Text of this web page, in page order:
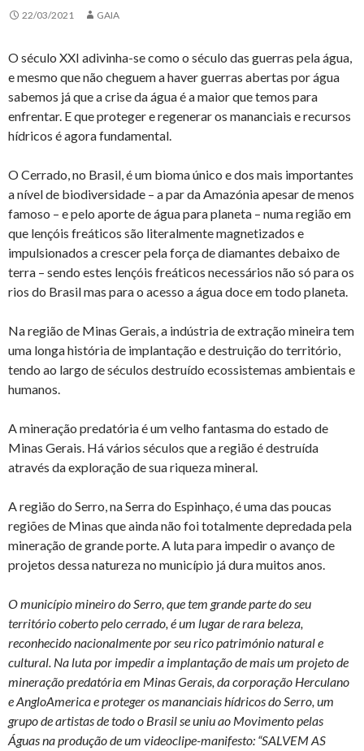
22/03/2021 GAIA
O século XXI adivinha-se como o século das guerras pela água,
e mesmo que não cheguem a haver guerras abertas por água
sabemos já que a crise da água é a maior que temos para
enfrentar. E que proteger e regenerar os mananciais e recursos
hídricos é agora fundamental.
O Cerrado, no Brasil, é um bioma único e dos mais importantes
a nível de biodiversidade – a par da Amazónia apesar de menos
famoso – e pelo aporte de água para planeta – numa região em
que lençóis freáticos são literalmente magnetizados e
impulsionados a crescer pela força de diamantes debaixo de
terra – sendo estes lençóis freáticos necessários não só para os
rios do Brasil mas para o acesso a água doce em todo planeta.
Na região de Minas Gerais, a indústria de extração mineira tem
uma longa história de implantação e destruição do território,
tendo ao largo de séculos destruído ecossistemas ambientais e
humanos.
A mineração predatória é um velho fantasma do estado de
Minas Gerais. Há vários séculos que a região é destruída
através da exploração de sua riqueza mineral.
A região do Serro, na Serra do Espinhaço, é uma das poucas
regiões de Minas que ainda não foi totalmente depredada pela
mineração de grande porte. A luta para impedir o avanço de
projetos dessa natureza no município já dura muitos anos.
O município mineiro do Serro, que tem grande parte do seu
território coberto pelo cerrado, é um lugar de rara beleza,
reconhecido nacionalmente por seu rico património natural e
cultural. Na luta por impedir a implantação de mais um projeto de
mineração predatória em Minas Gerais, da corporação Herculano
e AngloAmerica e proteger os mananciais hídricos do Serro, um
grupo de artistas de todo o Brasil se uniu ao Movimento pelas
Águas na produção de um videoclipe-manifesto: “SALVEM AS